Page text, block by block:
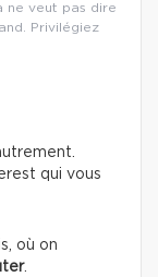
ne veut pas dire
Privilégiez
qui vous
où on
.